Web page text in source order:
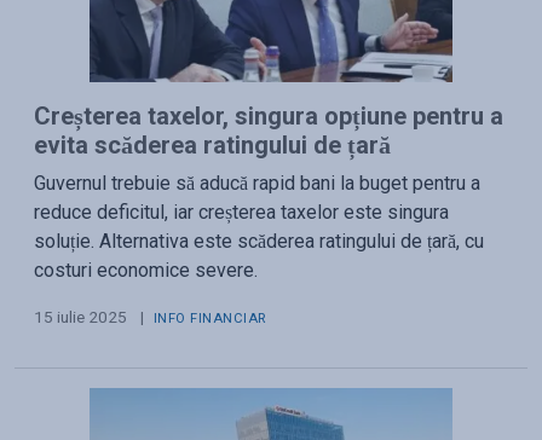
Creșterea taxelor, singura opțiune pentru a
evita scăderea ratingului de țară
Guvernul trebuie să aducă rapid bani la buget pentru a
reduce deficitul, iar creșterea taxelor este singura
soluție. Alternativa este scăderea ratingului de țară, cu
costuri economice severe.
15 iulie 2025 | INFO FINANCIAR